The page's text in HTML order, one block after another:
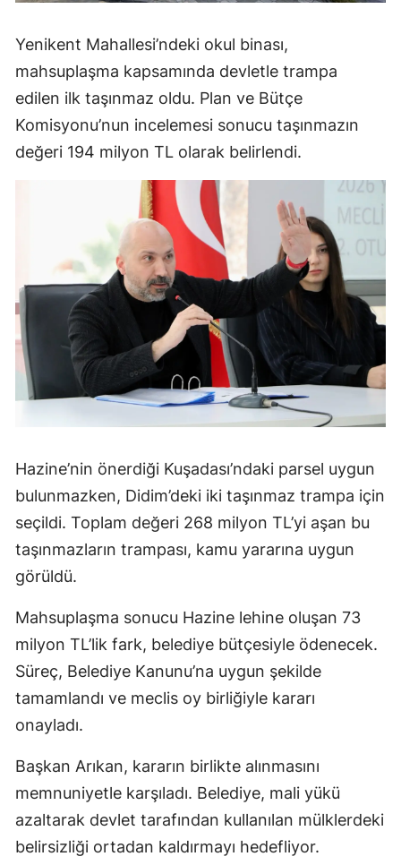
Yenikent Mahallesi’ndeki okul binası,
mahsuplaşma kapsamında devletle trampa
edilen ilk taşınmaz oldu. Plan ve Bütçe
Komisyonu’nun incelemesi sonucu taşınmazın
değeri 194 milyon TL olarak belirlendi.
Hazine’nin önerdiği Kuşadası’ndaki parsel uygun
bulunmazken, Didim’deki iki taşınmaz trampa için
seçildi. Toplam değeri 268 milyon TL’yi aşan bu
taşınmazların trampası, kamu yararına uygun
görüldü.
Mahsuplaşma sonucu Hazine lehine oluşan 73
milyon TL’lik fark, belediye bütçesiyle ödenecek.
Süreç, Belediye Kanunu’na uygun şekilde
tamamlandı ve meclis oy birliğiyle kararı
onayladı.
Başkan Arıkan, kararın birlikte alınmasını
memnuniyetle karşıladı. Belediye, mali yükü
azaltarak devlet tarafından kullanılan mülklerdeki
belirsizliği ortadan kaldırmayı hedefliyor.